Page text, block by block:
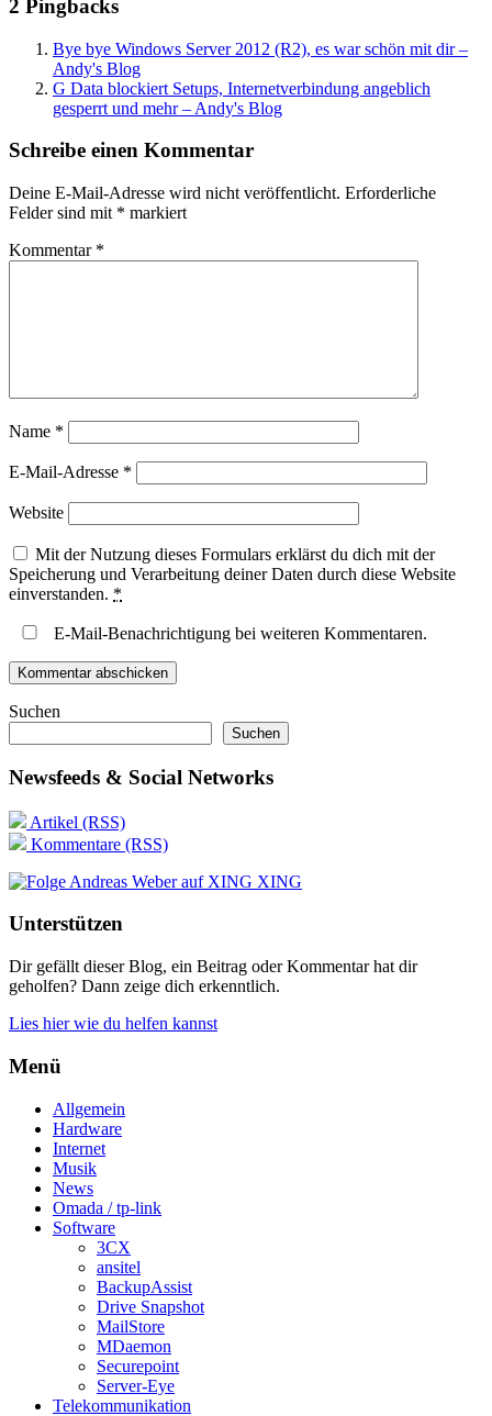
2 Pingbacks
Bye bye Windows Server 2012 (R2), es war schön mit dir –
Andy's Blog
G Data blockiert Setups, Internetverbindung angeblich
gesperrt und mehr – Andy's Blog
Schreibe einen Kommentar
Deine E-Mail-Adresse wird nicht veröffentlicht. Erforderliche
Felder sind mit * markiert
Kommentar *
Name *
E-Mail-Adresse *
Website
Mit der Nutzung dieses Formulars erklärst du dich mit der
Speicherung und Verarbeitung deiner Daten durch diese Website
einverstanden. *
E-Mail-Benachrichtigung bei weiteren Kommentaren.
Suchen
Suchen
Newsfeeds & Social Networks
Artikel (RSS)
Kommentare (RSS)
XING
Unterstützen
Dir gefällt dieser Blog, ein Beitrag oder Kommentar hat dir
geholfen? Dann zeige dich erkenntlich.
Lies hier wie du helfen kannst
Menü
Allgemein
Hardware
Internet
Musik
News
Omada / tp-link
Software
3CX
ansitel
BackupAssist
Drive Snapshot
MailStore
MDaemon
Securepoint
Server-Eye
Telekommunikation